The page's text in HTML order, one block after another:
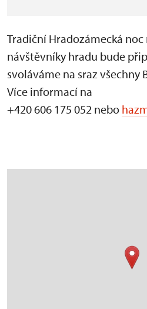
Tradiční Hradozámecká
návštěvníky hradu bude
svoláváme na sraz všechny
Více informací na
+420 606 175 052 nebo